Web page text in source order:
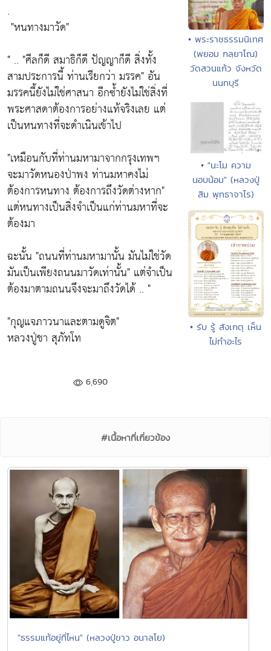
.
"หนทางมาวัด"
" .. "ศีลก็ดี สมาธิก็ดี ปัญญาก็ดี สิ่งทั้ง
สามประการนี้ ท่านเรียกว่า มรรค"อัน
มรรคนี้ยังไม่ใช่ศาสนา อีกซ้ำยังไม่ใช่สิ่งที่
พระศาสดาต้องการอย่างแท้จริงเลย แต่
เป็นหนทางที่จะดำเนินเข้าไป
"เหมือนกับที่ท่านมหามาจากกรุงเทพฯ
จะมาวัดหนองป่าพง ท่านมหาคงไม่
ต้องการหนทาง ต้องการถึงวัดต่างหาก"
แต่หนทางเป็นสิ่งจำเป็นแก่ท่านมหาที่จะ
ต้องมา
ฉะนั้น "ถนนที่ท่านมหามานั้น มันไม่ใช่วัด
มันเป็นเพียงถนนมาวัดเท่านั้น" แต่จำเป็น
ต้องมาตามถนนจึงจะมาถึงวัดได้ .. "
"กุญแจภาวนาและตามดูจิต"
หลวงปู่ชา สุภัทโท
6,690
• พระราชธรรมนิเทศ
(พยอม กลฺยาโณ)
วัดสวนแก้ว จังหวัด
นนทบุรี
• "นะโม ความ
นอบน้อม" (หลวงปู่
สิม พุทธาจาโร)
• รับ รู้ สังเกตุ เห็น
ไม่ทำอะไร
#เนื้อหาที่เกี่ยวข้อง
"ธรรมแท้อยู่ที่ไหน" (หลวงปู่ขาว อนาลโย)